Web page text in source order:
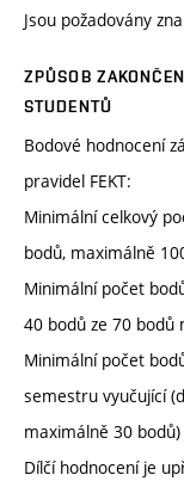
Jsou požadovány
ZPŮSOB
STUDENTŮ
Bodové hodnocení
pravidel FEKT:
Minimální celkový
bodů, maximálně
Minimální počet
40 bodů ze 70 bodů
Minimální počet
semestru vyučující
maximálně 30 bodů)
Dílčí hodnocení je